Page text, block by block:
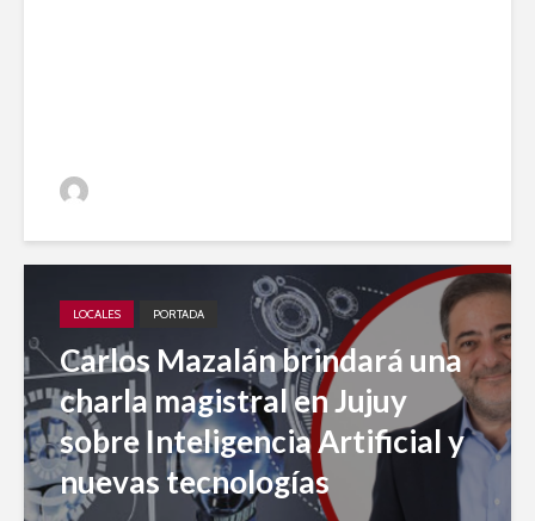
LOCALES PORTADA
Carlos Mazalán brindará una
charla magistral en Jujuy
sobre Inteligencia Artificial y
nuevas tecnologías